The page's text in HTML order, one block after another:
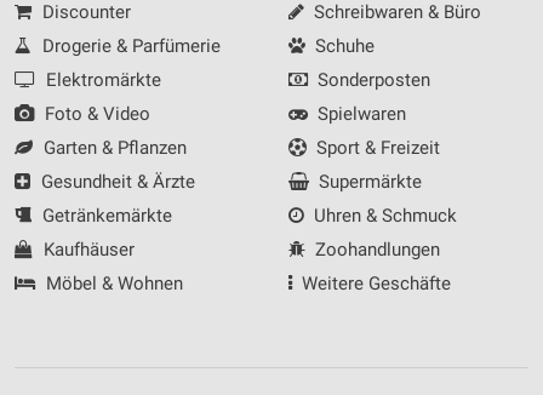
Discounter
Drogerie & Parfümerie
Elektromärkte
Foto & Video
Garten & Pflanzen
Gesundheit & Ärzte
Getränkemärkte
Kaufhäuser
Möbel & Wohnen
Schreibwaren & Büro
Schuhe
Sonderposten
Spielwaren
Sport & Freizeit
Supermärkte
Uhren & Schmuck
Zoohandlungen
Weitere Geschäfte